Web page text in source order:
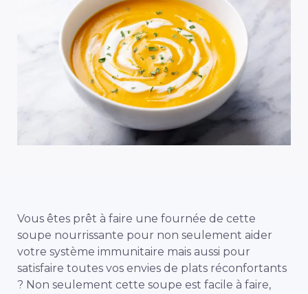
Vous êtes prêt à faire une fournée de cette
soupe nourrissante pour non seulement aider
votre système immunitaire mais aussi pour
satisfaire toutes vos envies de plats réconfortants
? Non seulement cette soupe est facile à faire,